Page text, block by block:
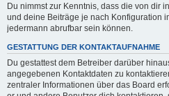
Du nimmst zur Kenntnis, dass die von dir
und deine Beiträge je nach Konfiguration
jedermann abrufbar sein können.
GESTATTUNG DER KONTAKTAUFNAHME
Du gestattest dem Betreiber darüber
angegebenen Kontaktdaten zu
zentraler Informationen über das Board